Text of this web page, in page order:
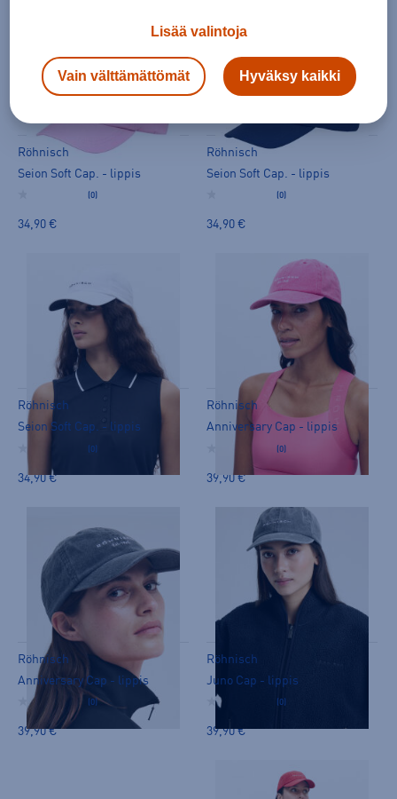
Röhnisch
Seion Soft Cap. - lippis
(0)
34,90 €
Röhnisch
Seion Soft Cap. - lippis
(0)
34,90 €
Röhnisch
Seion Soft Cap. - lippis
(0)
34,90 €
Röhnisch
Anniversary Cap - lippis
(0)
39,90 €
Röhnisch
Anniversary Cap - lippis
(0)
39,90 €
Röhnisch
Juno Cap - lippis
(0)
39,90 €
Lisää valintoja
Vain välttämättömät Hyväksy kaikki